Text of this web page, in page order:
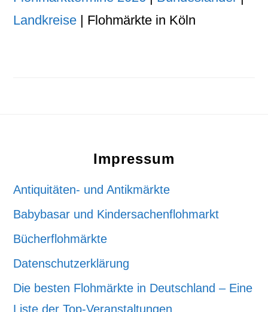
Landkreise | Flohmärkte in Köln
Impressum
Antiquitäten- und Antikmärkte
Babybasar und Kindersachenflohmarkt
Bücherflohmärkte
Datenschutzerklärung
Die besten Flohmärkte in Deutschland – Eine
Liste der Top-Veranstaltungen